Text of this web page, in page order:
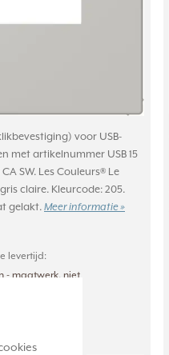
voor USB-
met artikelnummer USB 15
CA SW. Les Couleurs® Le
claire. Kleurcode: 205.
gelakt. Meer informatie »
levertijd:
- maatwerk, niet